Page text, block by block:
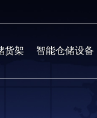
货架 智能仓储设备